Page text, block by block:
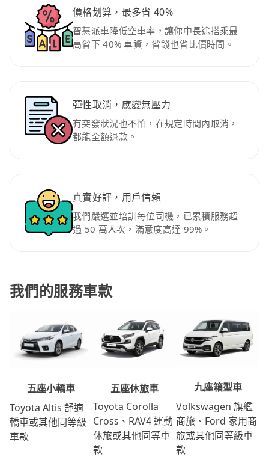
價格划算，最多省 40%
智慧派車降低空車率，讓你中長途搭乘最
高省下 40% 車資，省錢也省比價時間。
彈性取消，應變無壓力
有突發狀況也不怕，在規定時間內取消，
都能全額退款。
真實好評，用戶信賴
我們嚴選並培訓每位司機，已累積服務超
過 50 萬人次，滿意度高達 99%。
我們的服務車款
五座小轎車
Toyota Altis 舒適
轎車或其他同等級
車款
五座休旅車
Toyota Corolla
Cross、RAV4 運動
休旅或其他同等車
款
九座箱型車
Volkswagen 旗艦
商旅、Ford 家用商
旅或其他同等級車
款